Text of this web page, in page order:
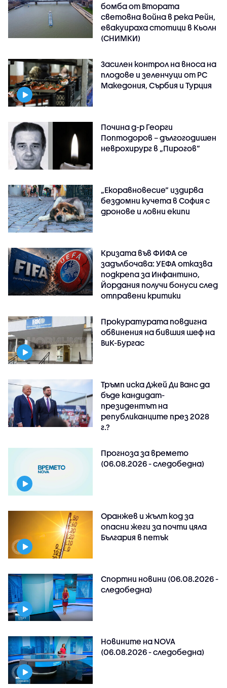
бомба от Втората
световна война в река Рейн,
евакуираха стотици в Кьолн
(СНИМКИ)
Засилен контрол на вноса на
плодове и зеленчуци от РС
Македония, Сърбия и Турция
Почина д-р Георги
Поптодоров – дългогодишен
неврохирург в „Пирогов“
„Екоравновесие“ издирва
бездомни кучета в София с
дронове и ловни екипи
Кризата във ФИФА се
задълбочава: УЕФА отказва
подкрепа за Инфантино,
Йордания получи бонуси след
отправени критики
Прокуратурата повдигна
обвинения на бившия шеф на
ВиК-Бургас
Тръмп иска Джей Ди Ванс да
бъде кандидат-
президентът на
републиканците през 2028
г.?
Прогноза за времето
(06.08.2026 - следобедна)
Оранжев и жълт код за
опасни жеги за почти цяла
България в петък
Спортни новини (06.08.2026 -
следобедна)
Новините на NOVA
(06.08.2026 - следобедна)